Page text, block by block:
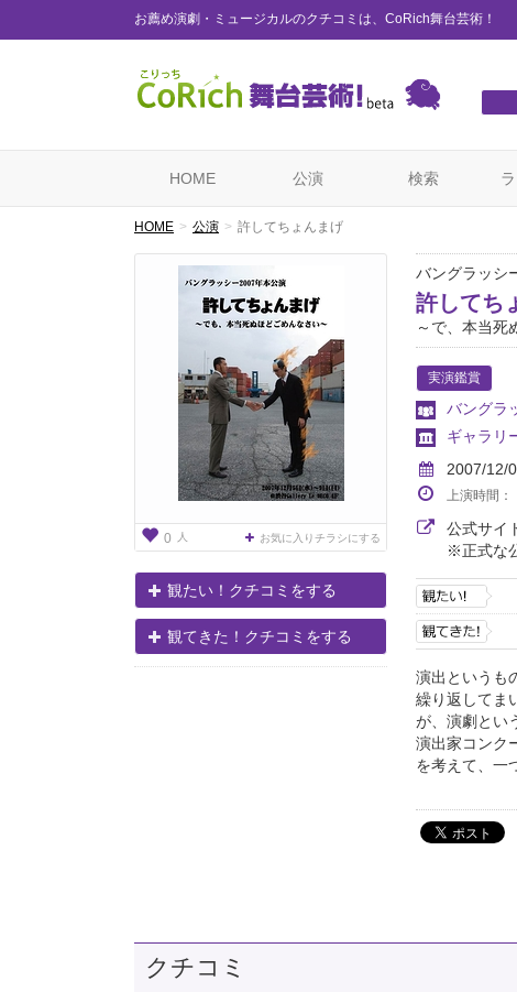
お薦め演劇・ミュージカルのクチコミは、CoRich舞台芸術！
HOME 公演 検索
HOME 公演 許してちょんまげ
0 人 お気に入りチラシにする
観たい！クチコミをする
観てきた！クチコミをする
バングラッシ
許してち
～で、本当死
実演鑑賞
バングラ
ギャラリ
2007/12/
上演時間：
公式サイ
※正式な
演出というも
繰り返してま
が、演劇とい
演出家コンク
を考えて、一
クチコミ